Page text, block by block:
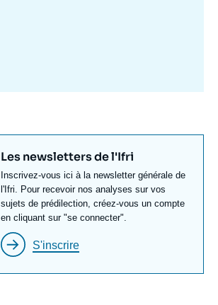
Titre
newsletter
Les newsletters de l'Ifri
Texte
Newsletter
Inscrivez-vous ici à la newsletter générale de
l'Ifri. Pour recevoir nos analyses sur vos
sujets de prédilection, créez-vous un compte
en cliquant sur "se connecter".
S'inscrire